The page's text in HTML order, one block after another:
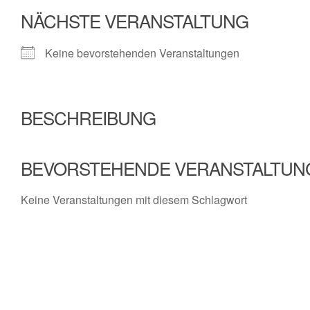
NÄCHSTE VERANSTALTUNG
Keine bevorstehenden Veranstaltungen
BESCHREIBUNG
BEVORSTEHENDE
Keine Veranstaltungen mit diesem Schlagwort